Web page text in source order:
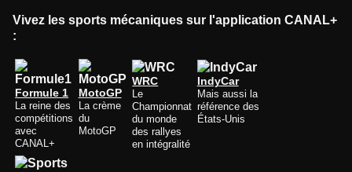
Vivez les sports mécaniques sur l'application CANAL+
:
Formule 1
La reine des
compétitions
avec
CANAL+
MotoGP
La crème
du
MotoGP
WRC
Le
Championnat
du monde
des rallyes
en intégralité
IndyCar
Mais aussi la
référence des
États-Unis